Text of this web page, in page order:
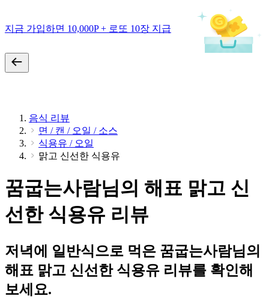
지금 가입하면 10,000P + 로또 10장 지급
음식 리뷰
면 / 캔 / 오일 / 소스
식용유 / 오일
맑고 신선한 식용유
꿈굽는사람님의 해표 맑고 신
선한 식용유 리뷰
저녁에 일반식으로 먹은 꿈굽는사람님의
해표 맑고 신선한 식용유 리뷰를 확인해
보세요.